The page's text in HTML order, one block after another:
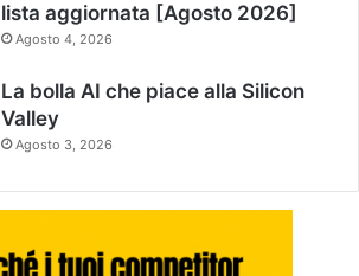
lista aggiornata [Agosto 2026]
Agosto 4, 2026
La bolla AI che piace alla Silicon
Valley
Agosto 3, 2026